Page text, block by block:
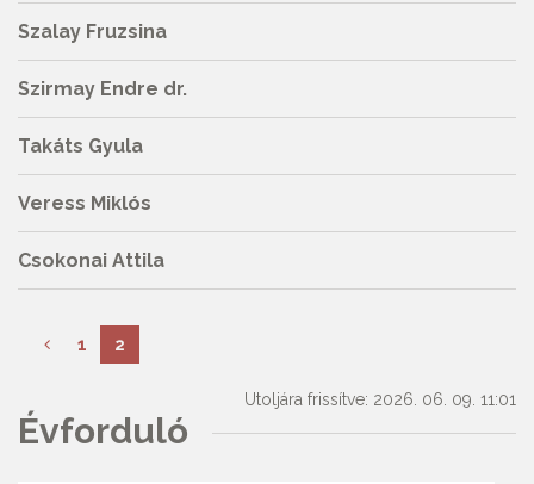
Szalay Fruzsina
Szirmay Endre dr.
Takáts Gyula
Veress Miklós
Csokonai Attila
1 2
Utoljára frissítve: 2026. 06. 09. 11:01
Évforduló